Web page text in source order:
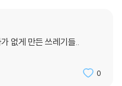
없게 만든 쓰레기들..
0